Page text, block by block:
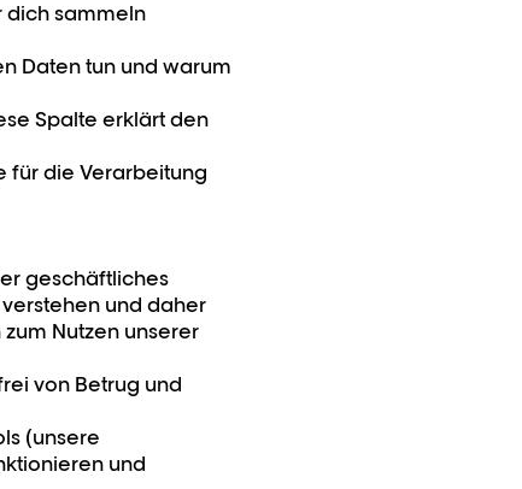
dich sammeln
Daten tun und warum
Spalte erklärt den
für die Verarbeitung
geschäftliches
und daher
Nutzen unserer
von Betrug und
(unsere
und